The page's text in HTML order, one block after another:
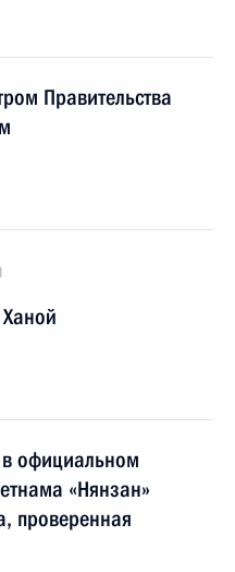
Правительства
официальном
«Нянзан»
проверенная